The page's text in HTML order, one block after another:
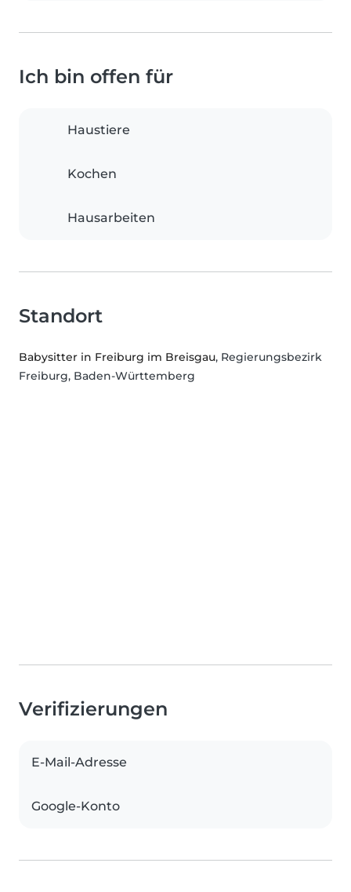
Ich bin offen für
Haustiere
Kochen
Hausarbeiten
Standort
Babysitter in Freiburg im Breisgau, Regierungsbezirk
Freiburg, Baden-Württemberg
Verifizierungen
E-Mail-Adresse
Google-Konto